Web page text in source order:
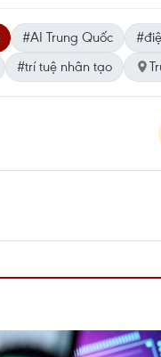
#AI Trung Quốc
#trí tuệ nhân tạo